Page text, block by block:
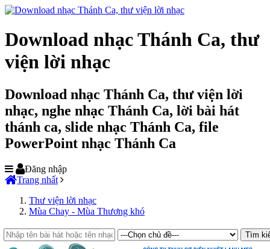
Download nhạc Thánh Ca, thư
viện lời nhạc
Download nhạc Thánh Ca, thư viện lời
nhạc, nghe nhạc Thánh Ca, lời bài hát
thánh ca, slide nhạc Thánh Ca, file
PowerPoint nhạc Thánh Ca
Đăng nhập
Trang nhất
Thư viện lời nhạc
Mùa Chay - Mùa Thương khó